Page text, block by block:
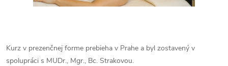
Kurz v prezenčnej forme prebieha v Prahe a byl zostavený v
spolupráci s MUDr., Mgr., Bc. Strakovou.